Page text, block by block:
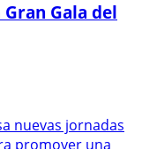
Gala del